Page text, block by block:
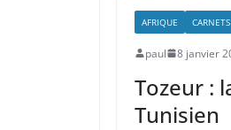
AFRIQUE
paul 8 janvier
Tozeur :
Tunisien